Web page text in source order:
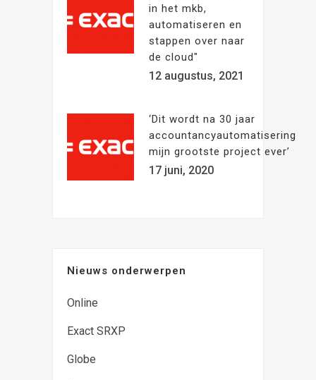
in het mkb,
automatiseren en
stappen over naar
de cloud"
12 augustus, 2021
‘Dit wordt na 30 jaar
accountancyautomatisering
mijn grootste project ever’
17 juni, 2020
Nieuws onderwerpen
Online
Exact SRXP
Globe